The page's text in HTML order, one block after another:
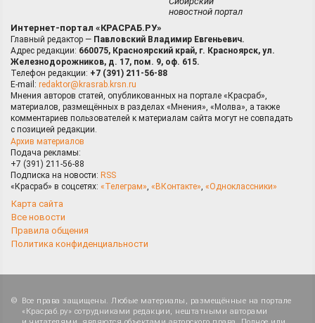
новостной портал
Интернет-портал «КРАСРАБ.РУ»
Главный редактор — Павловский Владимир Евгеньевич.
Адрес редакции: 660075, Красноярский край, г. Красноярск, ул.
Железнодорожников, д. 17, пом. 9, оф. 615.
Телефон редакции: +7 (391) 211-56-88
E-mail: redaktor@krasrab.krsn.ru
Мнения авторов статей, опубликованных на портале «Красраб»,
материалов, размещённых в разделах «Мнения», «Молва», а также
комментариев пользователей к материалам сайта могут не совпадать
с позицией редакции.
Архив материалов
Подача рекламы:
+7 (391) 211-56-88
Подписка на новости: RSS
«Красраб» в соцсетях: «Телеграм», «ВКонтакте», «Одноклассники»
Карта сайта
Все новости
Правила общения
Политика конфиденциальности
Все права защищены. Любые материалы, размещённые на портале
«Красраб.ру» сотрудниками редакции, нештатными авторами